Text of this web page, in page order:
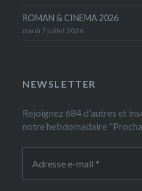
ROMAN & CINEMA 2026
mardi 7 juillet 2026
NEWSLETTER
Rejoignez 684 d'autres et
notre hebdomadaire